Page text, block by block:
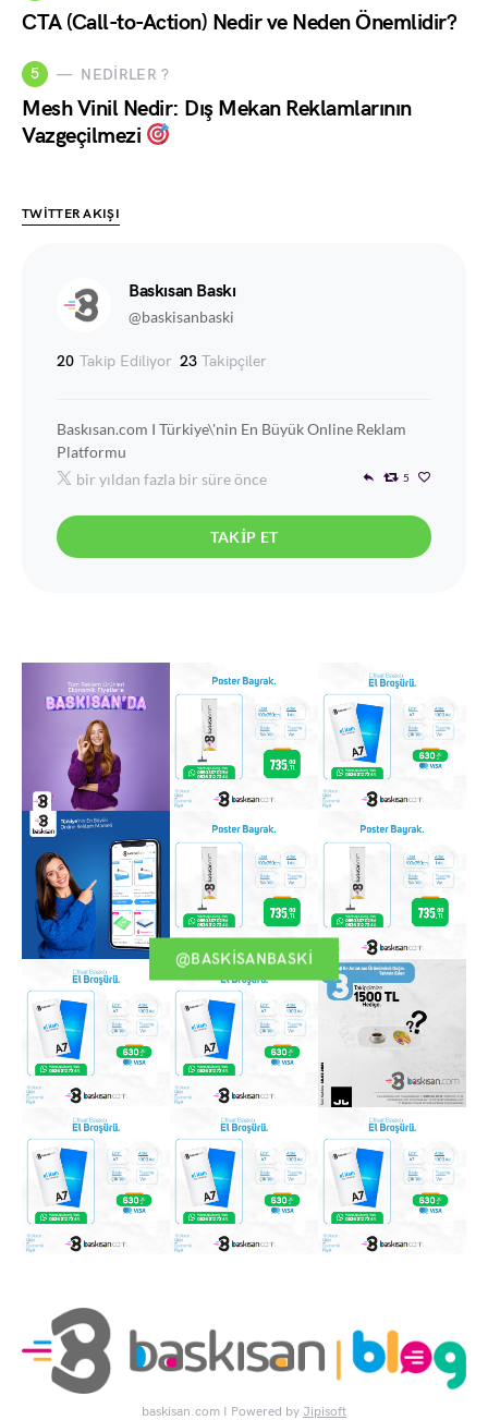
CTA (Call-to-Action) Nedir ve Neden Önemlidir?
5 NEDIRLER ?
Mesh Vinil Nedir: Dış Mekan Reklamlarının
Vazgeçilmezi
TWITTER AKIŞI
Baskısan Baskı
@baskisanbaski
20 Takip Ediliyor 23 Takipçiler
Baskısan.com I Türkiye\'nin En Büyük Online Reklam
Platformu
bir yıldan fazla bir süre önce
5
TAKIP ET
@BASKISANBASKI
baskisan.com I Powered by Jipisoft